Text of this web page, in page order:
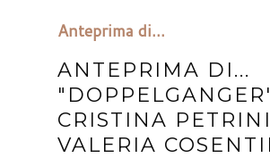
Anteprima di...
ANTEPRIMA DI...
CRISTINA
VALERIA